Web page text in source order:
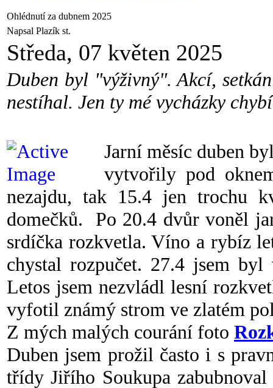
Ohlédnutí za dubnem 2025
Napsal Plazík st.
Středa, 07 květen 2025
Duben byl "výživný". Akcí,
nestíhal. Jen ty mé vycházky
Jarní měsíc duben
vytvořily pod
nezajdu, tak 15.4 jen trochu
domečků. Po 20.4 dvůr voněl
srdíčka rozkvetla. Víno a rybíz
chystal rozpučet. 27.4 jsem
Letos jsem nezvládl lesní
vyfotil známý strom ve zlatém
Z mých malých courání foto
Duben jsem prožil často i s
třídy Jiřího Soukupa